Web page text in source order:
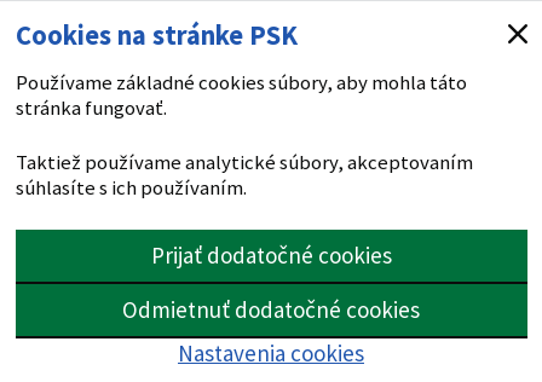
Cookies na stránke PSK
Používame základné cookies súbory, aby mohla táto
stránka fungovať.
Taktiež používame analytické súbory, akceptovaním
súhlasíte s ich používaním.
Prijať dodatočné cookies
Odmietnuť dodatočné cookies
Nastavenia cookies